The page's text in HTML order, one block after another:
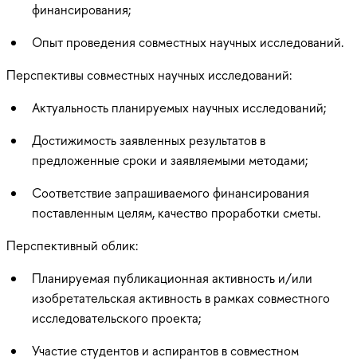
финансирования;
Опыт проведения совместных научных исследований.
Перспективы совместных научных исследований:
Актуальность планируемых научных исследований;
Достижимость заявленных результатов в
предложенные сроки и заявляемыми методами;
Соответствие запрашиваемого финансирования
поставленным целям, качество проработки сметы.
Перспективный облик:
Планируемая публикационная активность и/или
изобретательская активность в рамках совместного
исследовательского проекта;
Участие студентов и аспирантов в совместном